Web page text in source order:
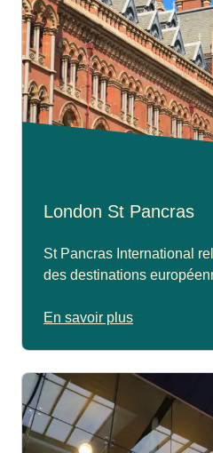
London St Pancras
St Pancras International
des destinations
En savoir plus